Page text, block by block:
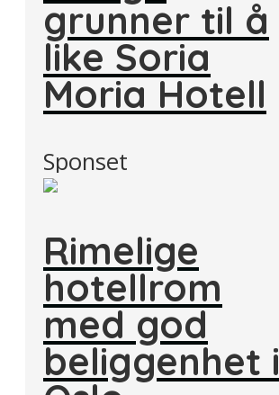
grunner til å
like Soria
Moria Hotell
Sponset
Rimelige
hotellrom
med god
beliggenhet i